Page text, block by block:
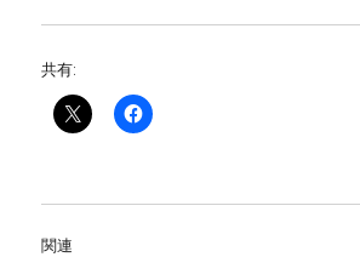
共有:
関連